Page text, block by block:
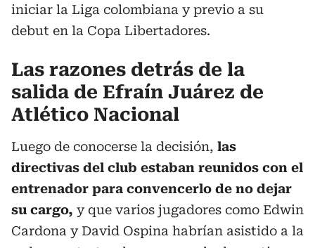
iniciar la Liga colombiana y previo a su
debut en la Copa Libertadores.
Las razones detrás de la
salida de Efraín Juárez de
Atlético Nacional
Luego de conocerse la decisión, las
directivas del club estaban reunidos con el
entrenador para convencerlo de no dejar
su cargo, y que varios jugadores como Edwin
Cardona y David Ospina habrían asistido a la